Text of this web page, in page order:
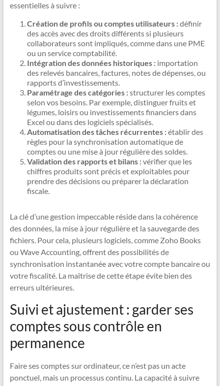
essentielles à suivre :
Création de profils ou comptes utilisateurs :définir
des accès avec des droits différents si plusieurs
collaborateurs sont impliqués, comme dans une PME
ou un service comptabilité.
Intégration des données historiques :importation
des relevés bancaires, factures, notes de dépenses, ou
rapports d’investissements.
Paramétrage des catégories :structurer les comptes
selon vos besoins. Par exemple, distinguer fruits et
légumes, loisirs ou investissements financiers dans
Excel ou dans des logiciels spécialisés.
Automatisation des tâches récurrentes :établir des
règles pour la synchronisation automatique de
comptes ou une mise à jour régulière des soldes.
Validation des rapports et bilans :vérifier que les
chiffres produits sont précis et exploitables pour
prendre des décisions ou préparer la déclaration
fiscale.
La clé d’une gestion impeccable réside dans la cohérence
des données, la mise à jour régulière et la sauvegarde des
fichiers. Pour cela, plusieurs logiciels, comme Zoho Books
ou Wave Accounting, offrent des possibilités de
synchronisation instantanée avec votre compte bancaire ou
votre fiscalité. La maîtrise de cette étape évite bien des
erreurs ultérieures.
Suivi et ajustement : garder ses
comptes sous contrôle en
permanence
Faire ses comptes sur ordinateur, ce n’est pas un acte
ponctuel, mais un processus continu. La capacité à suivre